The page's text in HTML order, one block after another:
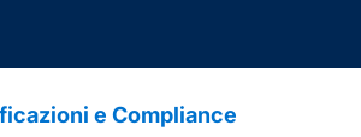
e Compliance